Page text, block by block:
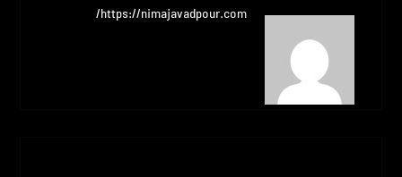
https://nimajavadpour.com/